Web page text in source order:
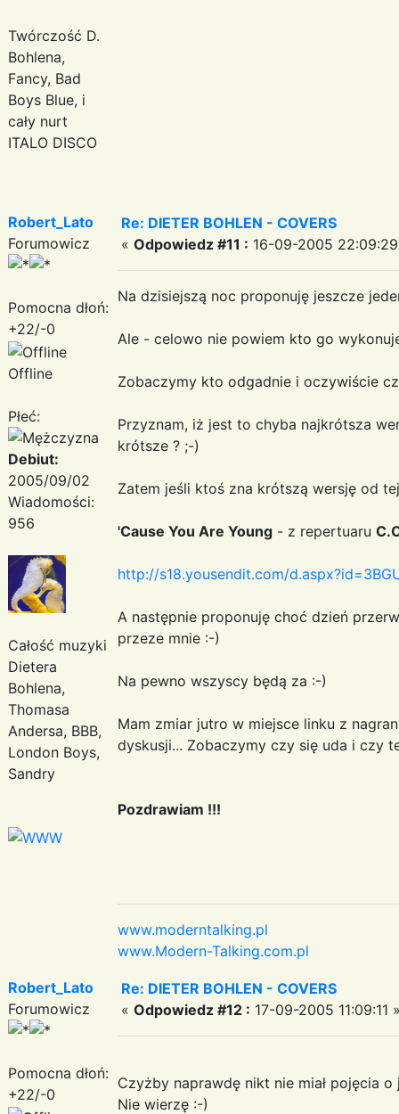
Twórczość D.
Bohlena,
Fancy, Bad
Boys Blue, i
cały nurt
ITALO DISCO
Robert_Lato
Forumowicz
Pomocna dłoń:
+22/-0
Offline
Płeć:
Debiut:
2005/09/02
Wiadomości:
956
Całość muzyki
Dietera
Bohlena,
Thomasa
Andersa, BBB,
London Boys,
Sandry
Re: DIETER BOHLEN - COVERS
« Odpowiedz #11 : 16-09-2005
Na dzisiejszą noc proponuję jeszcze
Ale - celowo nie powiem kto go
Zobaczymy kto odgadnie i oczywiście
Przyznam, iż jest to chyba najkrótsza
krótsze ? ;-)
Zatem jeśli ktoś zna krótszą wersję od
'Cause You Are Young - z repertuaru
http://s18.yousendit.com/
A następnie proponuję choć dzień
przeze mnie :-)
Na pewno wszyscy będą za :-)
Mam zmiar jutro w miejsce linku z
dyskusji... Zobaczymy czy się uda i czy
Pozdrawiam !!!
www.moderntalking.pl
www.Modern-Talking.com.pl
Robert_Lato
Forumowicz
Pomocna dłoń:
+22/-0
Re: DIETER BOHLEN - COVERS
« Odpowiedz #12 : 17-09-2005 11:09:11
Czyżby naprawdę nikt nie miał pojęcia o
Nie wierzę :-)